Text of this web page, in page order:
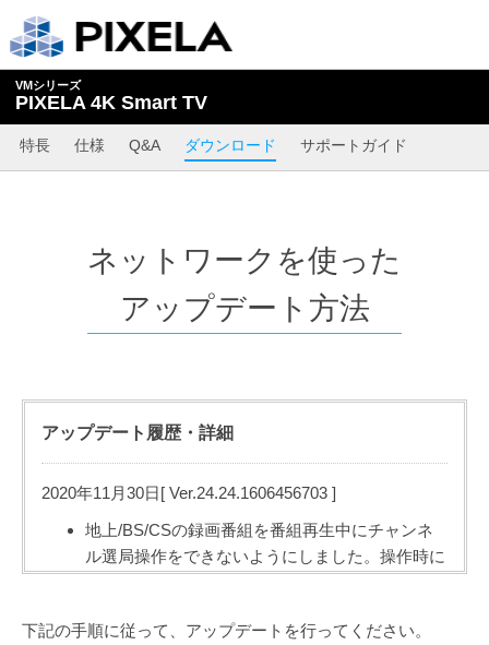
VMシリーズ
PIXELA 4K Smart TV
特長 仕様 Q&A ダウンロード サポートガイド
ネットワークを使った
アップデート方法
アップデート履歴・詳細
2020年11月30日[ Ver.24.24.1606456703 ]
地上/BS/CSの録画番組を番組再生中にチャンネ
ル選局操作をできないようにしました。操作時に
テレビアプリの安定性および、応答性を向上しま
下記の手順に従って、アップデートを行ってください。